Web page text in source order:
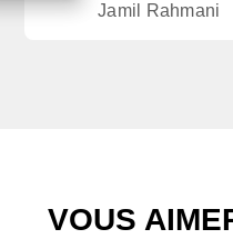
Jamil Rahmani
VOUS